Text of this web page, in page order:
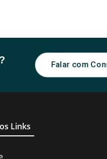
Falar com
Links